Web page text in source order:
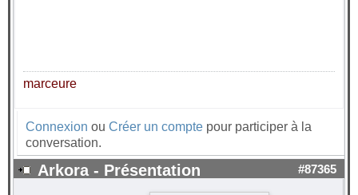
marceure
Connexion ou Créer un compte pour participer à la
conversation.
Arkora - Présentation #87365